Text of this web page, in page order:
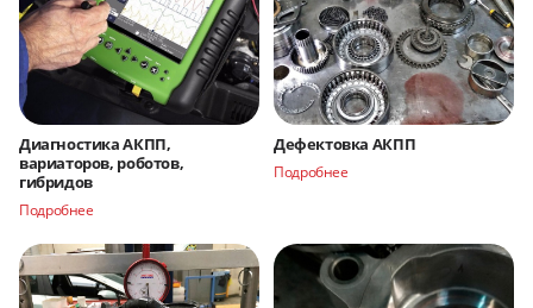
Диагностика АКПП,
вариаторов, роботов,
гибридов
Подробнее
Дефектовка АКПП
Подробнее